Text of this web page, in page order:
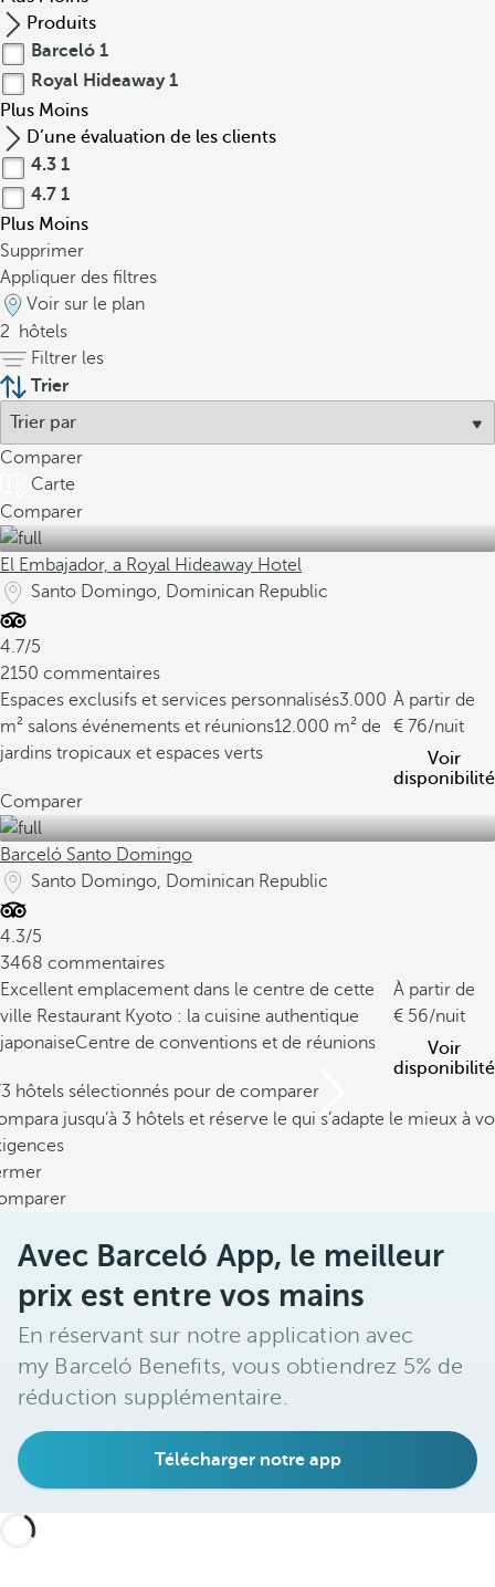
Produits
Barceló 1
Royal Hideaway 1
Plus Moins
D’une évaluation de les clients
4.3 1
4.7 1
Plus Moins
Supprimer
Appliquer des filtres
Voir sur le plan
2
hôtels
Filtrer les
Trier
Comparer
Carte
Comparer
El Embajador, a Royal Hideaway Hotel
Santo Domingo, Dominican Republic
4.7/5
2150 commentaires
Espaces exclusifs et services personnalisés3.000
m² salons événements et réunions12.000 m² de
jardins tropicaux et espaces verts
À partir de
76/nuit
Voir
disponibilité
Comparer
Barceló Santo Domingo
Santo Domingo, Dominican Republic
4.3/5
3468 commentaires
Excellent emplacement dans le centre de cette
ville Restaurant Kyoto : la cuisine authentique
japonaiseCentre de conventions et de réunions
À partir de
56/nuit
Voir
disponibilité
hôtels sélectionnés pour de comparer
jusqu’à 3 hôtels et réserve le qui s’adapte le mieux à
Avec Barceló App, le meilleur
prix est entre vos mains
En réservant sur notre application avec
my Barceló Benefits, vous obtiendrez 5% de
réduction supplémentaire.
Télécharger notre app